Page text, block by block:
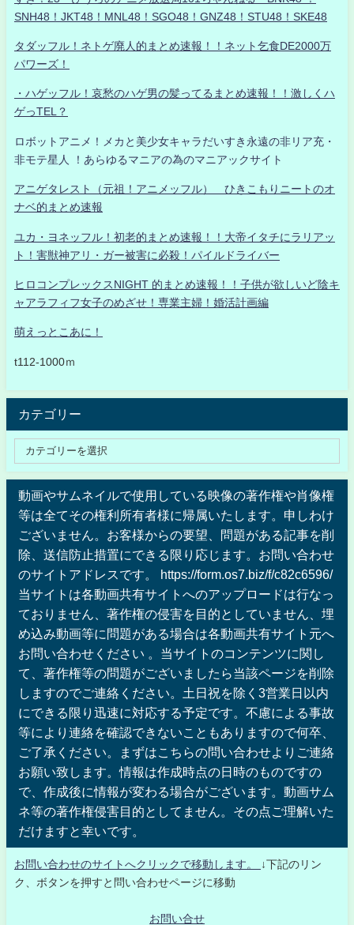
SNH48！JKT48！MNL48！SGO48！GNZ48！STU48！SKE48
タダッフル！ネトゲ廃人的まとめ速報！！ネット乞食DE2000万
パワーズ！
・ハゲッフル！哀愁のハゲ男の髪ってるまとめ速報！！激しくハ
ゲっTEL？
ロボットアニメ！メカと美少女キャラだいすき永遠の非リア充・
非モテ星人 ！あらゆるマニアの為のマニアックサイト
アニゲタレスト（元祖！アニメッフル） ひきこもりニートのオ
ナベ的まとめ速報
ユカ・ヨネッフル！初老的まとめ速報！！大帝イタチにラリアッ
ト！害獣神アリ・ガー被害に必殺！パイルドライバー
ヒロコンプレックスNIGHT 的まとめ速報！！子供が欲しいど陰キ
ャアラフィフ女子のめざせ！専業主婦！婚活計画編
萌えっとこあに！
t112-1000ｍ
カテゴリー
動画やサムネイルで使用している映像の著作権や肖像権
等は全てその権利所有者様に帰属いたします。申しわけ
ございません。お客様からの要望、問題がある記事を削
除、送信防止措置にできる限り応じます。お問い合わせ
のサイトアドレスです。 https://form.os7.biz/f/c82c6596/
当サイトは各動画共有サイトへのアップロードは行なっ
ておりません、著作権の侵害を目的としていません、埋
め込み動画等に問題がある場合は各動画共有サイト元へ
お問い合わせください 。当サイトのコンテンツに関し
て、著作権等の問題がございましたら当該ページを削除
しますのでご連絡ください。土日祝を除く3営業日以内
にできる限り迅速に対応する予定です。不慮による事故
等により連絡を確認できないこともありますので何卒、
ご了承ください。まずはこちらの問い合わせよりご連絡
お願い致します。情報は作成時点の日時のものですの
で、作成後に情報が変わる場合がございます。動画サム
ネ等の著作権侵害目的としてません。その点ご理解いた
だけますと幸いです。
お問い合わせのサイトへクリックで移動します。
↓下記のリン
ク、ボタンを押すと問い合わせページに移動
お問い合せ